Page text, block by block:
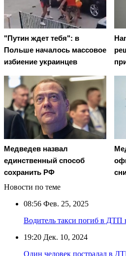
"Путин ждет тебя": в
Польше началось массовое
избиение украинцев
Медведев назвал
единственный способ
сохранить РФ
Новости по теме
08:56 Фев. 25, 2025
Водитель такси погиб в
19:20 Дек. 10, 2024
Один человек пострадал в